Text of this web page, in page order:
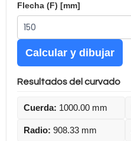
Flecha (F) [mm]
Calcular y dibujar
Resultados del curvado
Cuerda: 1000.00 mm
Radio: 908.33 mm